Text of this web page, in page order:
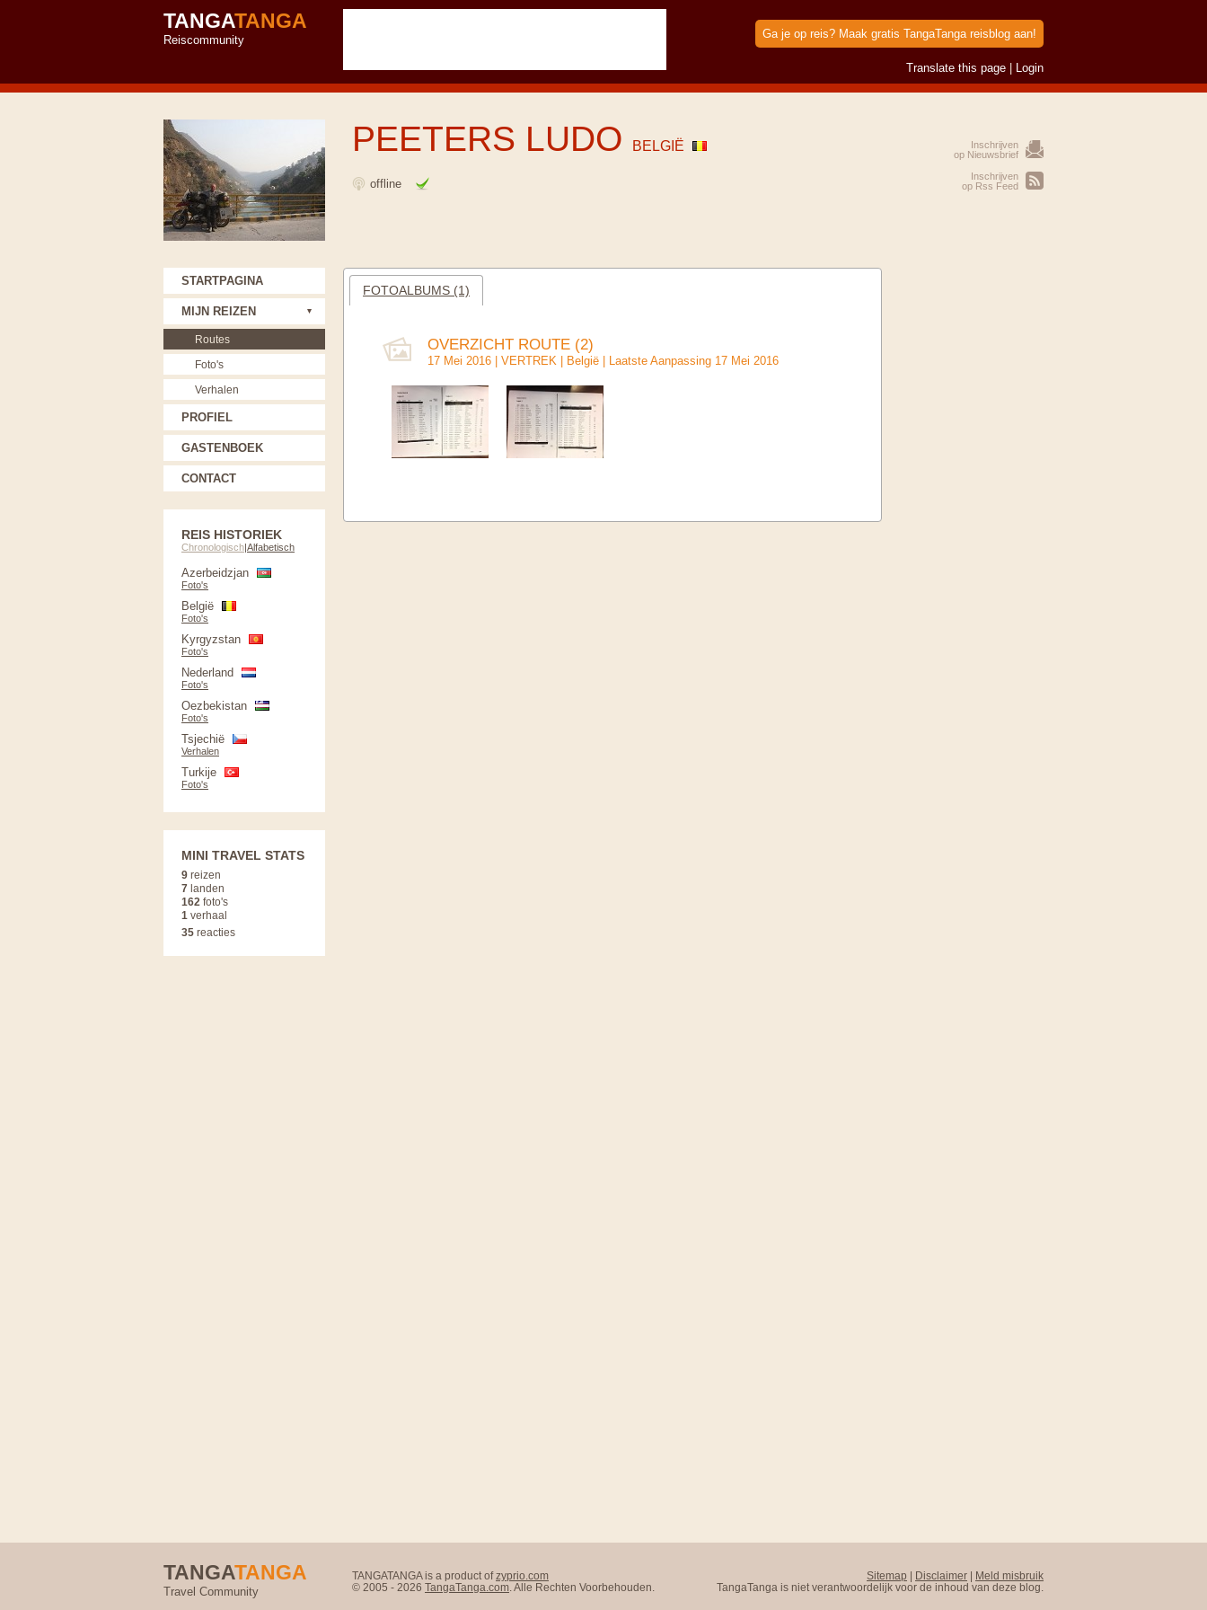
TANGATANGA
Reiscommunity Ga je op reis? Maak gratis TangaTanga reisblog aan!
Translate this page Login
PEETERS LUDO BELGIË
offline
Inschrijven
op Nieuwsbrief
Inschrijven
op Rss Feed
FOTOALBUMS (1)
OVERZICHT ROUTE (2)
17 Mei 2016 | VERTREK| België| Laatste Aanpassing 17 Mei 2016
STARTPAGINA
MIJN REIZEN
Routes
Foto's
Verhalen
PROFIEL
GASTENBOEK
CONTACT
REIS HISTORIEK
Chronologisch|Alfabetisch
Azerbeidzjan
Foto's
België
Foto's
Kyrgyzstan
Foto's
Nederland
Foto's
Oezbekistan
Foto's
Tsjechië
Verhalen
Turkije
Foto's
MINI TRAVEL STATS
9 reizen
7 landen
162 foto's
1 verhaal
35 reacties
TANGATANGA
Travel Community
TANGATANGA is a product ofzyprio.com
© 2005 - 2026 TangaTanga.com . Alle Rechten Voorbehouden.
Sitemap | Disclaimer | Meld misbruik
TangaTanga is niet verantwoordelijk voor de inhoud van deze blog.